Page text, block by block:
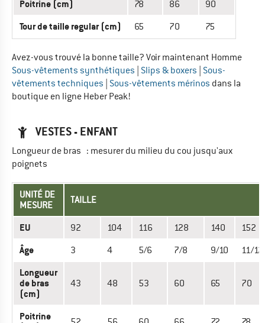
Poitrine (cm) 78 86 90
Tour de taille regular (cm) 65 70 75
Avez-vous trouvé la bonne taille? Voir maintenant Homme
Sous-vêtements synthétiques Slips & boxers Sous-
vêtements techniques Sous-vêtements mérinos dans la
boutique en ligne Heber Peak!
VESTES - ENFANT
Longueur de bras : mesurer du milieu du cou jusqu'aux
poignets
UNITÉ DE
MESURE
TAILLE
EU 92 104 116 128 140 152
Âge 3 4 5/6 7/8 9/10 11/12
Longueur
de bras
(cm)
43 48 53 60 65 70
Poitrine